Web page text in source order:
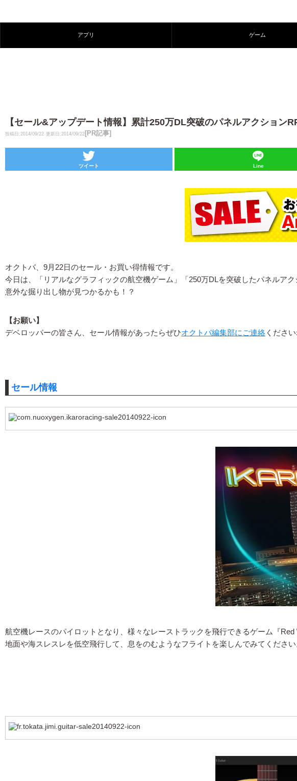
アプリ ゲーム
【セール&アップデート情報】累計250万DL突破のパネルアクション
投稿日:2014/09/22 更新日:2014/09/22 [PR記事]
ツイート Line
オクトバ、9月22日のセール・お買い得情報です。
今日は、「リアルなグラフィックの航空機ゲーム」「250万DLを突破したパネルア
意外な掘り出し物が見つかるかも！？
【お願い】
デベロッパーの皆さん、セール情報があったらぜひオクトバ編集部にご連絡 ください
セール情報
航空機レースのパイロットとなり、様々なレーストラックを飛行できるゲーム『Red
地面や海スレスレを低空飛行して、息をのむようなフライトを楽しんでみてください